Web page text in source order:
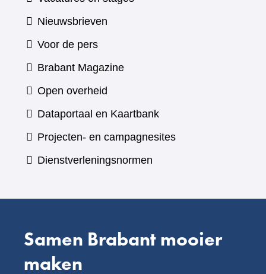
Nieuwsbrieven
Voor de pers
Brabant Magazine(verwijst
andere
website)
Open overheid
Dataportaal en Kaartbank(verwijst
naar
Projecten- en campagnesites
Dienstverleningsnormen
Samen Brabant mooier
maken